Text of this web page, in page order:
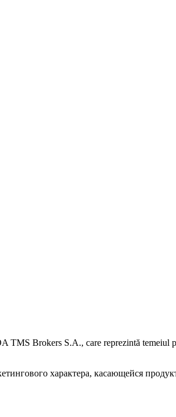
Brokers S.A., care reprezintă temeiul
характера, касающейся